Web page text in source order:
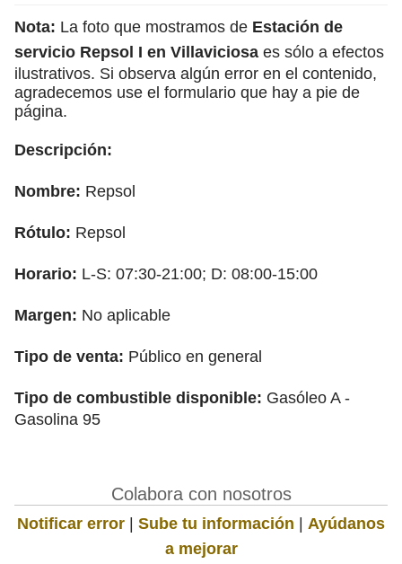
Nota: La foto que mostramos de Estación de
servicio Repsol I en Villaviciosa es sólo a efectos
ilustrativos. Si observa algún error en el contenido,
agradecemos use el formulario que hay a pie de
página.
Descripción:
Nombre: Repsol
Rótulo: Repsol
Horario: L-S: 07:30-21:00; D: 08:00-15:00
Margen: No aplicable
Tipo de venta: Público en general
Tipo de combustible disponible: Gasóleo A -
Gasolina 95
Colabora con nosotros
Notificar error | Sube tu información | Ayúdanos
a mejorar